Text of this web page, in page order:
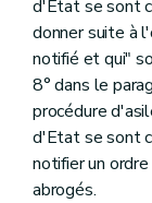
d'Etat se sont
donner suite à
notifié et qui"
8° dans le
procédure
d'Etat se sont
notifier un
abrogés.